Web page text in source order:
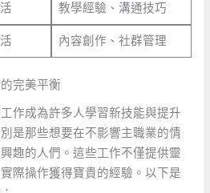
教學經驗、溝通技巧
內容創作、社群管理
完美平衡
作成為許多人學習新技能與提升
是那些想要在不影響主職業的情
趣的人們。這些工作不僅提供靈
際操作獲得寶貴的經驗。以下是